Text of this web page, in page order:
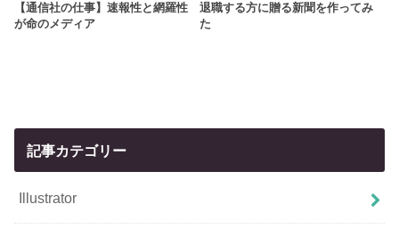
【通信社の仕事】速報性と網羅性
が命のメディア
退職する方に贈る新聞を作ってみ
た
記事カテゴリー
Illustrator